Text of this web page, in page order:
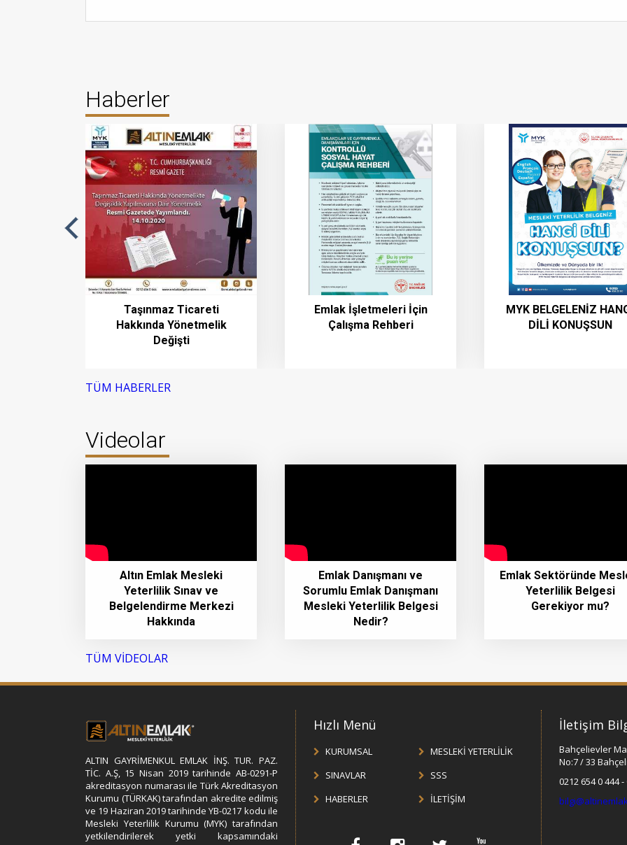
Haberler
Taşınmaz Ticareti
Hakkında Yönetmelik
Değişti
Emlak İşletmeleri İçin
Çalışma Rehberi
MYK BELGELENİZ
DİLİ KONUŞSUN
TÜM HABERLER
Videolar
Altın Emlak Mesleki
Yeterlilik Sınav ve
Belgelendirme Merkezi
Hakkında
Emlak Danışmanı ve
Sorumlu Emlak Danışmanı
Mesleki Yeterlilik Belgesi
Nedir?
Emlak Sektöründe
Yeterlilik Belgesi
Gerekiyor mu?
TÜM VİDEOLAR
ALTIN GAYRİMENKUL EMLAK İNŞ. TUR. PAZ.
TİC. A.Ş, 15 Nisan 2019 tarihinde AB-0291-P
akreditasyon numarası ile Türk Akreditasyon
Kurumu (TÜRKAK) tarafından akredite edilmiş
ve 19 Haziran 2019 tarihinde YB-0217 kodu ile
Mesleki Yeterlilik Kurumu (MYK) tarafından
yetkilendirilerek yetki kapsamındaki
Hızlı Menü
KURUMSAL
MESLEKİ YETERLİLİK
SINAVLAR
SSS
HABERLER
İLETİŞİM
İletişim
Bahçelievler
No:7 / 33
0212 654 0 444